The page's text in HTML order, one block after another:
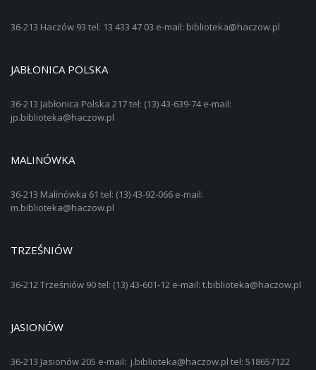
36-213 Haczów 93 tel: 13 433 47 03 e-mail: biblioteka@haczow.pl
JABŁONICA POLSKA
36-213 Jabłonica Polska 217 tel: (13) 43-639-74 e-mail:
jp.biblioteka@haczow.pl
MALINÓWKA
36-213 Malinówka 61 tel: (13) 43-92-066 e-mail:
m.biblioteka@haczow.pl
TRZEŚNIÓW
36-212 Trześniów 90 tel: (13) 43-601-12 e-mail: t.biblioteka@haczow.pl
JASIONÓW
36-213 Jasionów 205 e-mail: j.biblioteka@haczow.pl tel: 518657122